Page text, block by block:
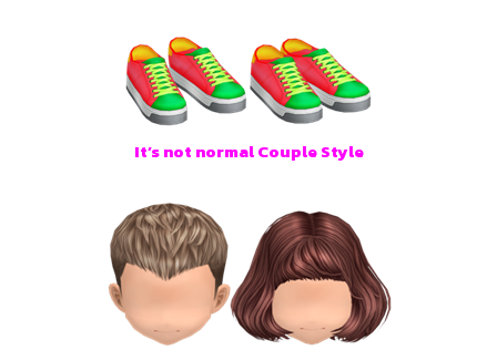
It’s not normal Couple Style